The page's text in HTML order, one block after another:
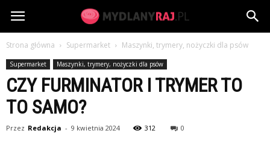
MydlanyRaj.pl
Strona główna Supermarket Maszynki, trymery, nożyczki dla psów
Supermarket Maszynki, trymery, nożyczki dla psów
CZY FURMINATOR I TRYMER TO
TO SAMO?
Przez Redakcja - 9 kwietnia 2024 312 0